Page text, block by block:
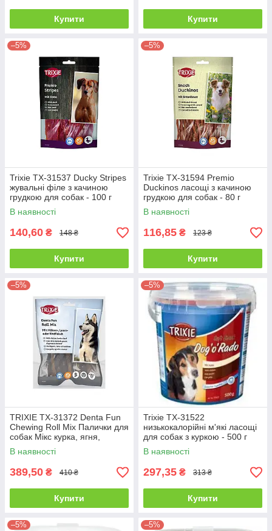
Купити Купити
–5%
Trixie TX-31537 Ducky Stripes
жувальні філе з качиною
грудкою для собак - 100 г
В наявності
140,60 ₴ 148 ₴
Купити
–5%
Trixie TX-31594 Premio
Duckinos ласощі з качиною
грудкою для собак - 80 г
В наявності
116,85 ₴ 123 ₴
Купити
–5%
TRIXIE TX-31372 Denta Fun
Chewing Roll Mix Палички для
собак Мікс курка, ягня,
яловичина 10 см, 250 г
В наявності
389,50 ₴ 410 ₴
Купити
–5%
Trixie TX-31522
низькокалорійні м'які ласощі
для собак з куркою - 500 г
В наявності
297,35 ₴ 313 ₴
Купити
–5% –5%